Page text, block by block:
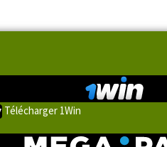
Télécharger 1Win